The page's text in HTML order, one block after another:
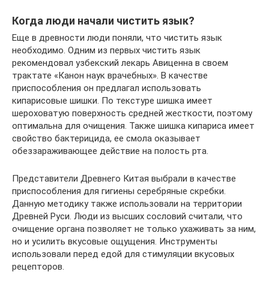
Когда люди начали чистить язык?
Еще в древности люди поняли, что чистить язык
необходимо. Одним из первых чистить язык
рекомендовал узбекский лекарь Авиценна в своем
трактате «Канон наук врачебных». В качестве
приспособления он предлагал использовать
кипарисовые шишки. По текстуре шишка имеет
шероховатую поверхность средней жесткости, поэтому
оптимальна для очищения. Также шишка кипариса имеет
свойство бактерицида, ее смола оказывает
обеззараживающее действие на полость рта.
Представители Древнего Китая выбрали в качестве
приспособления для гигиены серебряные скребки.
Данную методику также использовали на территории
Древней Руси. Люди из высших сословий считали, что
очищение органа позволяет не только ухаживать за ним,
но и усилить вкусовые ощущения. Инструменты
использовали перед едой для стимуляции вкусовых
рецепторов.